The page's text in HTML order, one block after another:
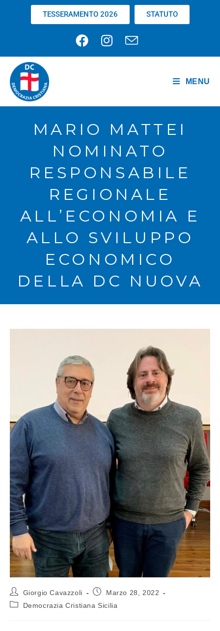
TESSERAMENTO 2026 STATUTO
MENU
MARIO MATTEI
NOMINATO
RESPONSABILE
REGIONALE
ALL’ECONOMIA E
ALLO SVILUPPO
ECONOMICO
DELLA DC NUOVA
Giorgio Cavazzoli
Marzo 28, 2022
Democrazia Cristiana Sicilia